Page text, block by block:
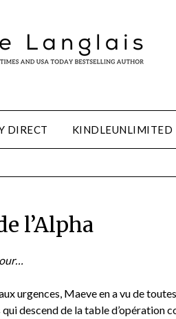
DIRECT KINDLEUNLIMITED
l’Alpha
urgences, Maeve en a vu de
descend de la table d’opération